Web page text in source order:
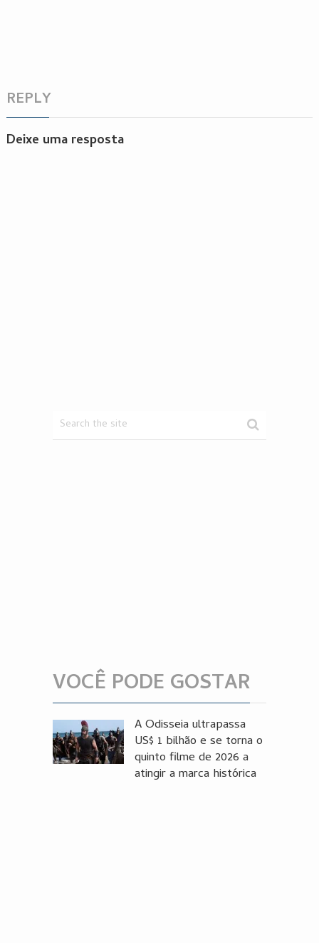
REPLY
Deixe uma resposta
VOCÊ PODE GOSTAR
A Odisseia ultrapassa
US$ 1 bilhão e se torna o
quinto filme de 2026 a
atingir a marca histórica